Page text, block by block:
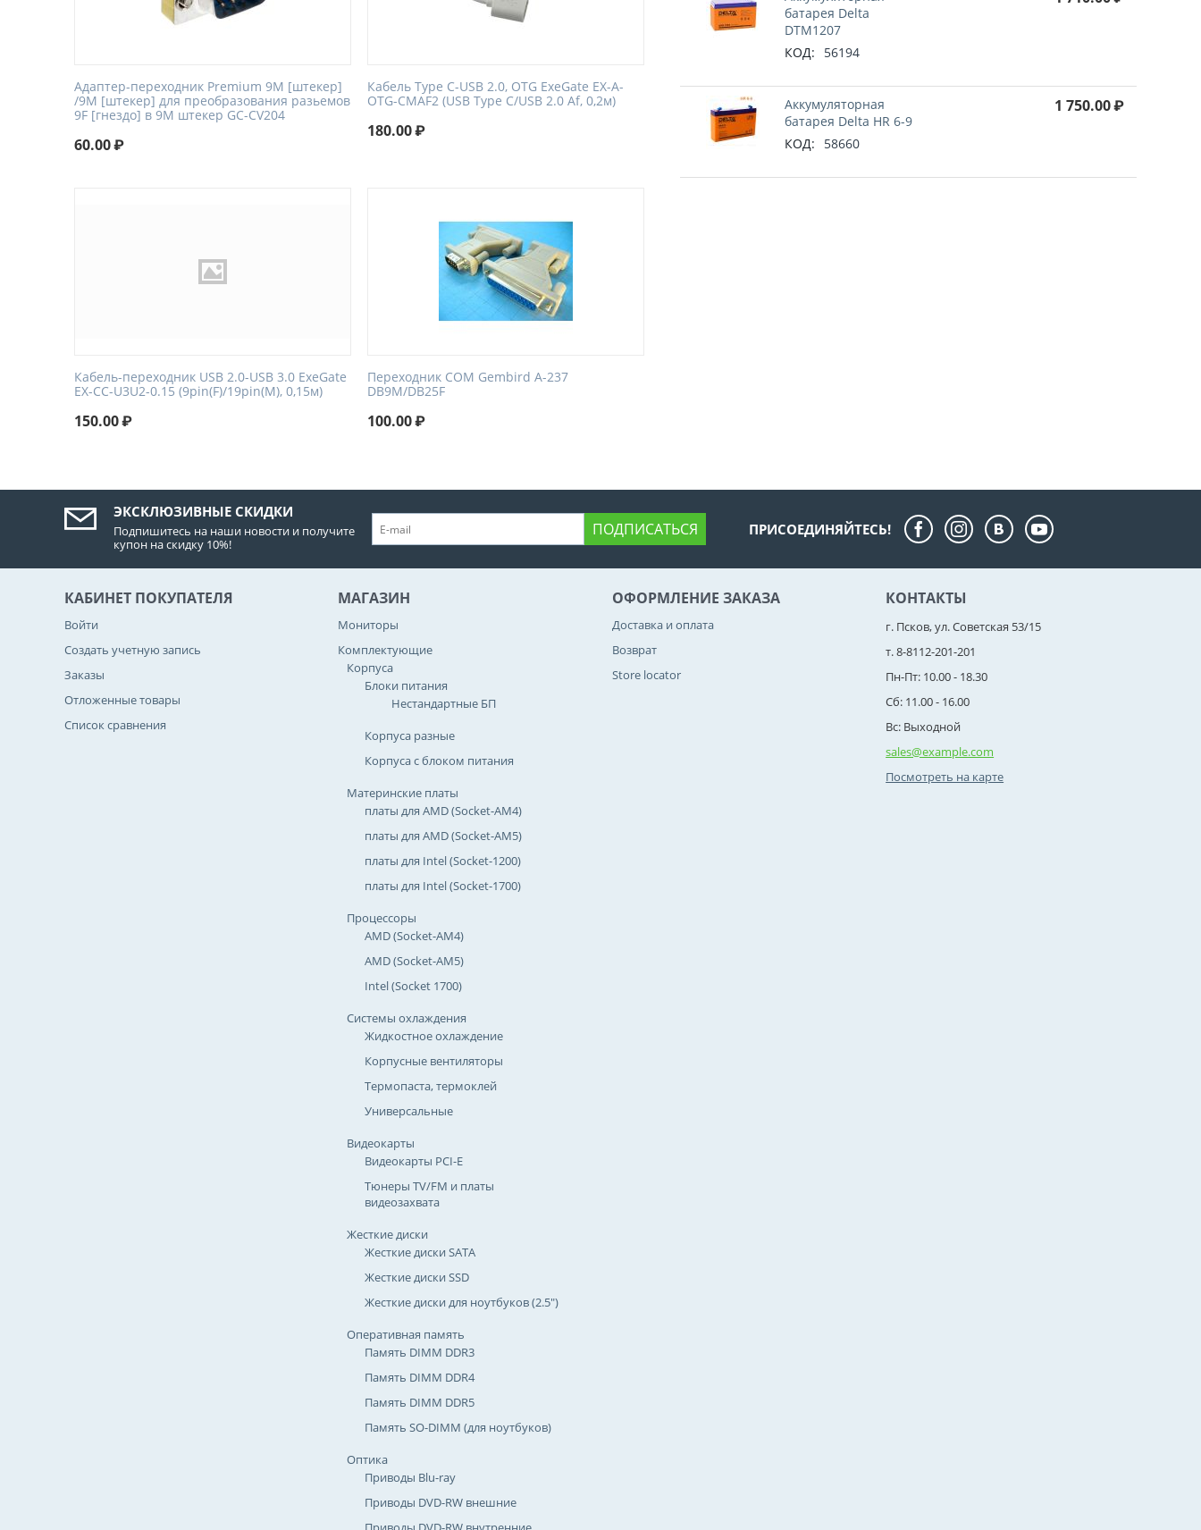
Адаптер-переходник Premium 9M [штекер]
/9M [штекер] для преобразования разьемов
9F [гнездо] в 9M штекер GC-CV204
60.00₽
Кабель Type C-USB 2.0, OTG ExeGate EX-A-
OTG-CMAF2 (USB Type C/USB 2.0 Af, 0,2м)
180.00₽
Кабель-переходник USB 2.0-USB 3.0 ExeGate
EX-CC-U3U2-0.15 (9pin(F)/19pin(M), 0,15м)
150.00₽
Переходник COM Gembird A-237
DB9M/DB25F
100.00₽
батарея Delta
DTM1207
КОД:
56194
Аккумуляторная
батарея Delta HR 6-9
КОД:
58660
1 750.00₽
ЭКСКЛЮЗИВНЫЕ СКИДКИ
Подпишитесь на наши новости и получите
купон на скидку 10%!
ПОДПИСАТЬСЯ ПРИСОЕДИНЯЙТЕСЬ!
КАБИНЕТ ПОКУПАТЕЛЯ
Войти
Создать учетную запись
Заказы
Отложенные товары
Список сравнения
МАГАЗИН
Мониторы
Комплектующие
Корпуса
Блоки питания
Нестандартные БП
Корпуса разные
Корпуса с блоком питания
Материнские платы
платы для AMD (Socket-AM4)
платы для AMD (Socket-AM5)
платы для Intel (Socket-1200)
платы для Intel (Socket-1700)
Процессоры
AMD (Socket-AM4)
AMD (Socket-AM5)
Intel (Socket 1700)
Системы охлаждения
Жидкостное охлаждение
Корпусные вентиляторы
Термопаста, термоклей
Универсальные
Видеокарты
Видеокарты PCI-E
Тюнеры TV/FM и платы
видеозахвата
Жесткие диски
Жесткие диски SATA
Жесткие диски SSD
Жесткие диски для ноутбуков (2.5")
Оперативная память
Память DIMM DDR3
Память DIMM DDR4
Память DIMM DDR5
Память SO-DIMM (для ноутбуков)
Оптика
Приводы Blu-ray
Приводы DVD-RW внешние
ОФОРМЛЕНИЕ ЗАКАЗА
Доставка и оплата
Возврат
Store locator
КОНТАКТЫ
г. Псков, ул. Советская 53/15
т. 8-8112-201-201
Пн-Пт: 10.00 - 18.30
Сб: 11.00 - 16.00
Вс: Выходной
sales@example.com
Посмотреть на карте